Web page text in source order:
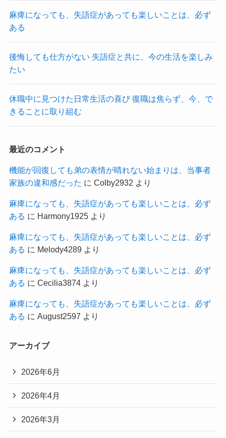
麻痺になっても、失語症があっても楽しいことは、必ず
ある
後悔しても仕方がない 失語症と共に、今の生活を楽しみ
たい
休職中に見つけた日常生活の喜び 復職は焦らず、今、で
きることに取り組む
最近のコメント
機能が回復しても弟の表情が晴れない始まりは、当事者
家族の違和感だった に Colby2932 より
麻痺になっても、失語症があっても楽しいことは、必ず
ある に Harmony1925より
麻痺になっても、失語症があっても楽しいことは、必ず
ある に Melody4289より
麻痺になっても、失語症があっても楽しいことは、必ず
ある に Cecilia3874より
麻痺になっても、失語症があっても楽しいことは、必ず
ある に August2597 より
アーカイブ
2026年6月
2026年4月
2026年3月